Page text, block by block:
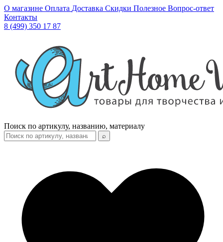
О магазине Оплата Доставка Скидки Полезное Вопрос-ответ
Контакты
8 (499) 350 17 87
Поиск по артикулу, названию, материалу
⌕